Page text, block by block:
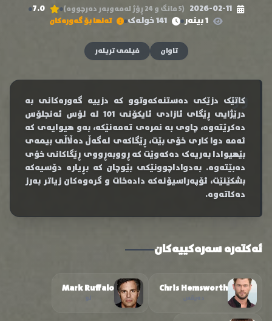
2026-02-11 (5 مانگ و 24 ڕۆژ لەمەوبەر دەرچووە)
7.0
1 بینەر
141 خولەک تەنها بۆ گەورەکان
تاوان فیلمی تریلەر
کاتێک دزێکی دەستنەکەوتوو کە دزییە گەورەکانی بە
درێژایی ڕێگای ئازادی ئایکۆنی 101 لە لۆس ئەنجلۆس
دەکرێتەوە، چاوی بە نمرەی تەمەنێکە، بەو هیوایەی کە
ئەمە دوا کاری خۆی بێت، ڕێگاکەی لەگەڵ دەڵاڵی بیمەی
بێهیوادا بەریەک دەکەوێت کە ڕووبەڕووی ڕێگاکانی خۆی
دەبێتەوە. بەدواداچوونێکی بێوچان کە بڕیارە دۆسیەکە
بشکێنێت، ئۆپەراسیۆنەکە دادەخات و گرەوەکان زیاتر بەرز
دەکاتەوە.
ئەکتەرە سەرەکییەکان
Chris Hemsworth
Mark Ruffalo